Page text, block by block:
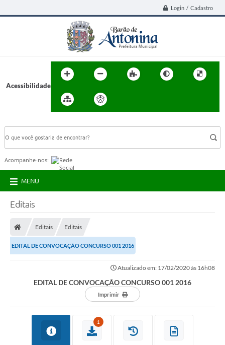
Login / Cadastro
Acessibilidade
Acompanhe-nos:
MENU
Editais
Editais Editais
EDITAL DE CONVOCAÇÃO CONCURSO 001 2016
Atualizado em: 17/02/2020 às 16h08
EDITAL DE CONVOCAÇÃO CONCURSO 001 2016
Imprimir
1